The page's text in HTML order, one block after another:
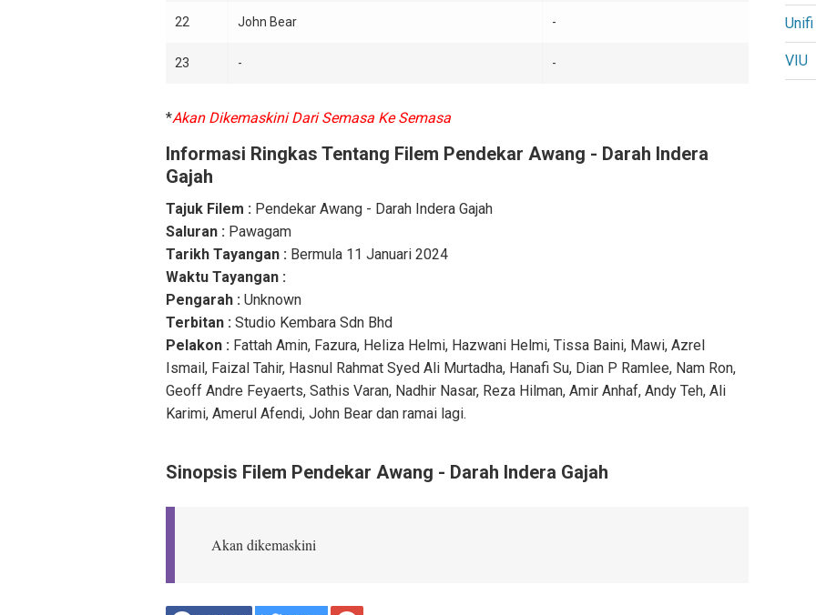
22 John Bear -
23 - -
*Akan Dikemaskini Dari Semasa Ke Semasa
Informasi Ringkas Tentang Filem Pendekar Awang - Darah Indera
Gajah
Tajuk Filem : Pendekar Awang - Darah Indera Gajah
Saluran : Pawagam
Tarikh Tayangan : Bermula 11 Januari 2024
Waktu Tayangan :
Pengarah : Unknown
Terbitan : Studio Kembara Sdn Bhd
Pelakon : Fattah Amin, Fazura, Heliza Helmi, Hazwani Helmi, Tissa Baini, Mawi, Azrel
Ismail, Faizal Tahir, Hasnul Rahmat Syed Ali Murtadha, Hanafi Su, Dian P Ramlee, Nam Ron,
Geoff Andre Feyaerts, Sathis Varan, Nadhir Nasar, Reza Hilman, Amir Anhaf, Andy Teh, Ali
Karimi, Amerul Afendi, John Bear dan ramai lagi.
Sinopsis Filem Pendekar Awang - Darah Indera Gajah
Akan dikemaskini
Unifi
VIU